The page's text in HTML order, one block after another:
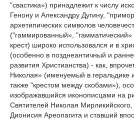
"свастика») принадлежит к числу
Генону и Александру Дугину,
архетипических символов
("гаммированный»,
крест) широко использовался и в
(особенно в позднеантичный и
развития Христианства) - как,
Николая» (именуемый в геральдике
также "крестом между скобами»),
изображавшийся иконописцами на
Святителей Николая
Дионисия Ареопагита и ставший